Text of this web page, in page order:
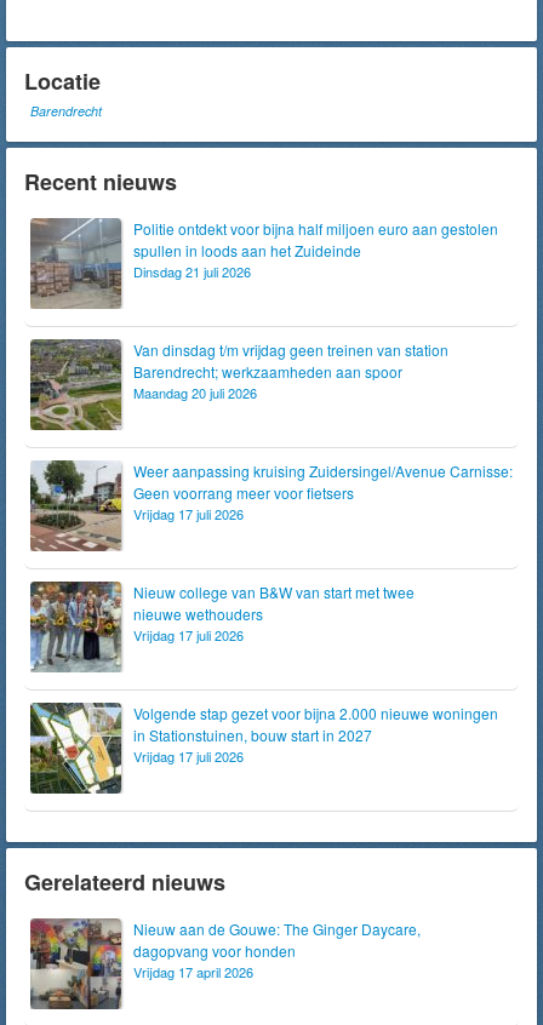
Locatie
Barendrecht
Recent nieuws
Politie ontdekt voor bijna half miljoen euro aan gestolen
spullen in loods aan het Zuideinde
Dinsdag 21 juli 2026
Van dinsdag t/m vrijdag geen treinen van station
Barendrecht; werkzaamheden aan spoor
Maandag 20 juli 2026
Weer aanpassing kruising Zuidersingel/Avenue Carnisse:
Geen voorrang meer voor fietsers
Vrijdag 17 juli 2026
Nieuw college van B&W van start met twee
nieuwe wethouders
Vrijdag 17 juli 2026
Volgende stap gezet voor bijna 2.000 nieuwe woningen
in Stationstuinen, bouw start in 2027
Vrijdag 17 juli 2026
Gerelateerd nieuws
Nieuw aan de Gouwe: The Ginger Daycare,
dagopvang voor honden
Vrijdag 17 april 2026